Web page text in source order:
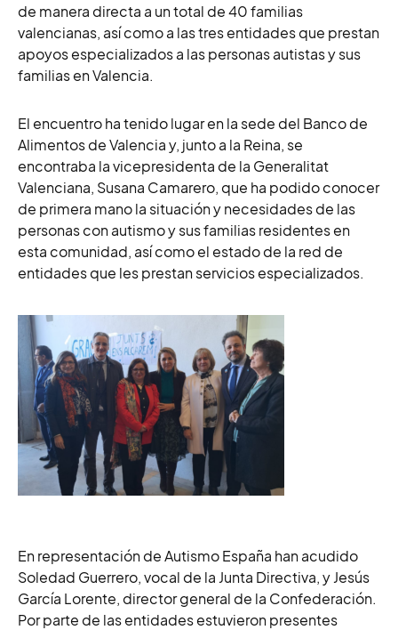
de manera directa a un total de 40 familias
valencianas, así como a las tres entidades que prestan
apoyos especializados a las personas autistas y sus
familias en Valencia.
El encuentro ha tenido lugar en la sede del Banco de
Alimentos de Valencia y, junto a la Reina, se
encontraba la vicepresidenta de la Generalitat
Valenciana, Susana Camarero, que ha podido conocer
de primera mano la situación y necesidades de las
personas con autismo y sus familias residentes en
esta comunidad, así como el estado de la red de
entidades que les prestan servicios especializados.
En representación de Autismo España han acudido
Soledad Guerrero, vocal de la Junta Directiva, y Jesús
García Lorente, director general de la Confederación.
Por parte de las entidades estuvieron presentes